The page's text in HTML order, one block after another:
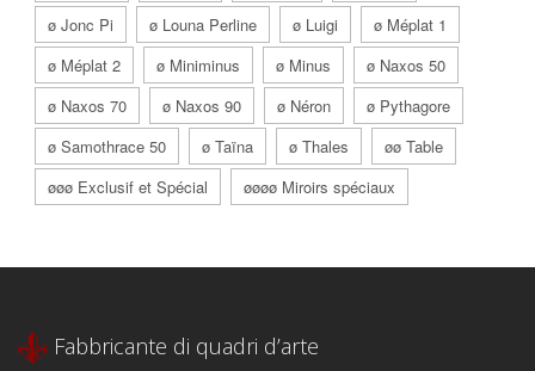
ø Jonc Pi
ø Louna Perline ø Luigi
ø Méplat 1
ø Méplat 2
ø Miniminus ø Minus
ø Naxos 50
ø Naxos 70
ø Naxos 90 ø Néron
ø Pythagore
ø Samothrace 50
ø Taïna ø Thales
øø Table
øøø Exclusif et Spécial
øøøø Miroirs spéciaux
Fabbricante di quadri d’arte